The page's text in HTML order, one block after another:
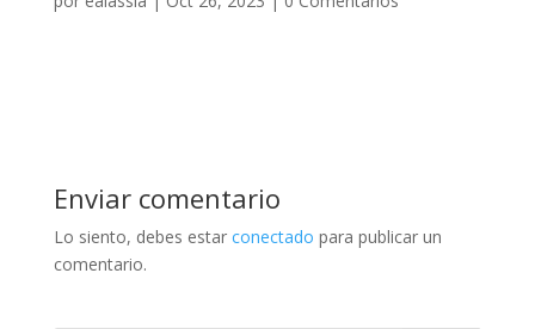
Enviar comentario
Lo siento, debes estar conectado para publicar un
comentario.